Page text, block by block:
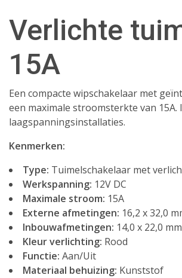
Verlichte
15A
Een compacte wipschakelaar met
een maximale stroomsterkte van
laagspanningsinstallaties.
Kenmerken:
Type: Tuimelschakelaar met
Werkspanning: 12V DC
Maximale stroom: 15A
Externe afmetingen: 16,2 x 32,0
Inbouwafmetingen: 14,0 x 22,0 mm
Kleur verlichting: Rood
Functie: Aan/Uit
Materiaal behuizing: Kunststof